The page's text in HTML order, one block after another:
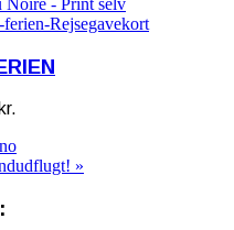
kr.
»